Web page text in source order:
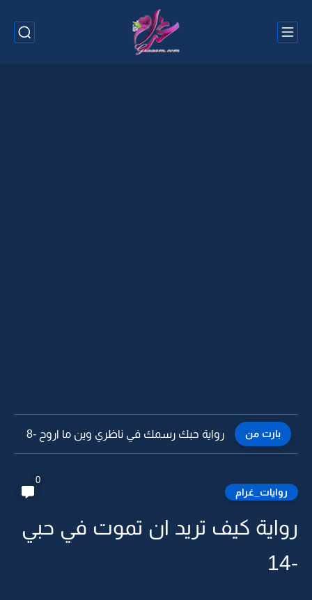
بارت من رواية حبك رسمك في ناظري وين ما اروح -7
روايات_غرام
0
رواية كيف تريد ان تموت في حبي
-14